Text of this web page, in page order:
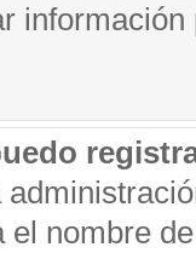
el nombre